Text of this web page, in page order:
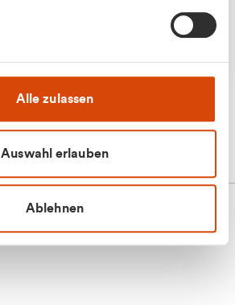
Alle zulassen
Auswahl erlauben
Ablehnen